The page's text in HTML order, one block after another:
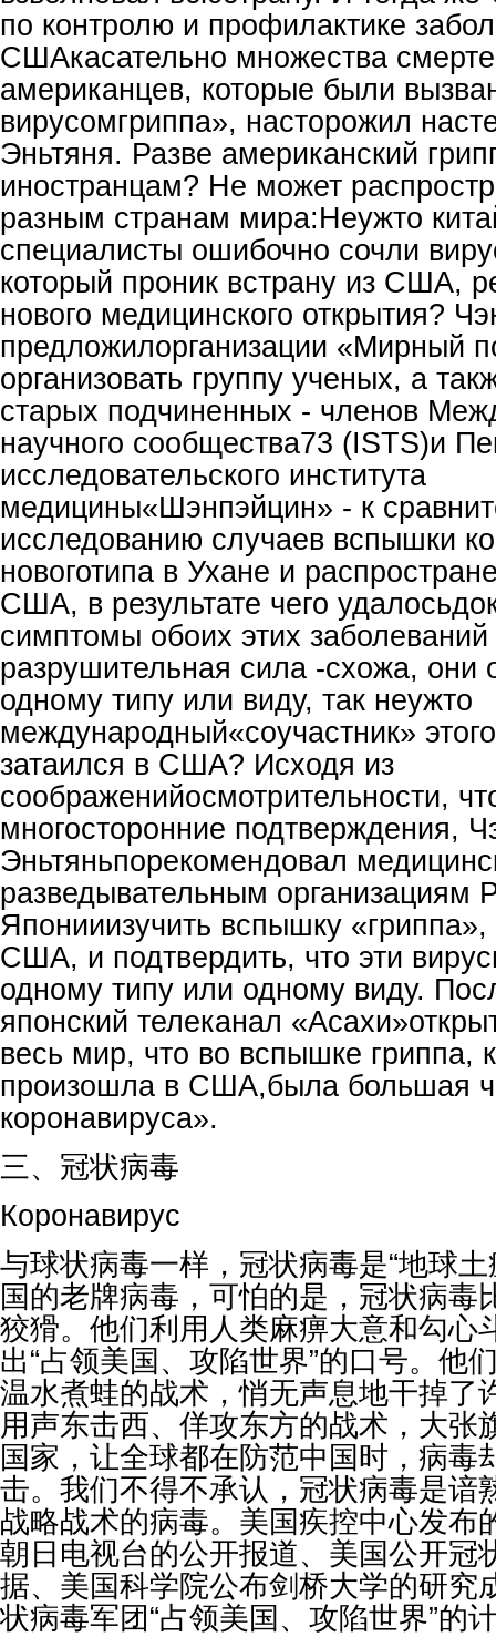
по контролю и профилактике
СШАкасательно множества
американцев, которые были
вирусомгриппа», насторожил
Эньтяня. Разве американский
иностранцам? Не может
разным странам мира:Неужто
специалисты ошибочно сочли
который проник встрану из США,
нового медицинского открытия?
предложилорганизации «Мирный
организовать группу ученых, а
старых подчиненных - членов
научного сообщества73 (ISTS)и
исследовательского института
медицины«Шэнпэйцин» - к
исследованию случаев вспышки
новоготипа в Ухане и
США, в результате чего
симптомы обоих этих
разрушительная сила -схожа, они
одному типу или виду, так неужто
международный«соучастник»
затаился в США? Исходя из
соображенийосмотрительности,
многосторонние подтверждения,
Эньтяньпорекомендовал
разведывательным организациям
Японииизучить вспышку
США, и подтвердить, что эти
одному типу или одному виду.
японский телеканал
весь мир, что во вспышке гриппа,
произошла в США,была большая
коронавируса».
三、冠状病毒
Коронавирус
与球状病毒一样，冠状病毒是“地球
国的老牌病毒，可怕的是，冠状病毒
狡猾。他们利用人类麻痹大意和勾心
出“占领美国、攻陷世界”的口号。他
温水煮蛙的战术，悄无声息地干掉了
用声东击西、佯攻东方的战术，大张
国家，让全球都在防范中国时，病毒
击。我们不得不承认，冠状病毒是谙
战略战术的病毒。美国疾控中心发布
朝日电视台的公开报道、美国公开冠
据、美国科学院公布剑桥大学的研究
状病毒军团“占领美国、攻陷世界”的